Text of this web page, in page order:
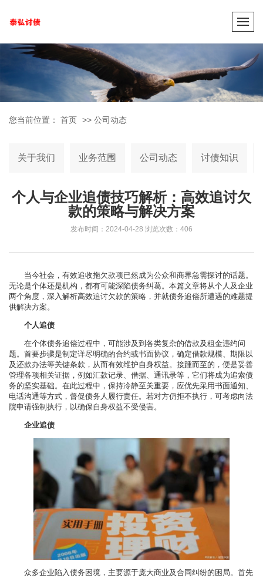
您当前位置： 首页 >> 公司动态
关于我们 业务范围 公司动态 讨债知识
个人与企业追债技巧解析：高效追讨欠
款的策略与解决方案
发布时间：2024-04-28 浏览次数：406
当今社会，有效追收拖欠款项已然成为公众和商界急需探讨的话题。
无论是个体还是机构，都有可能深陷债务纠葛。本篇文章将从个人及企业
两个角度，深入解析高效追讨欠款的策略，并就债务追偿所遭遇的难题提
供解决方案。
个人追债
在个体债务追偿过程中，可能涉及到各类复杂的借款及租金违约问
题。首要步骤是制定详尽明确的合约或书面协议，确定借款规模、期限以
及还款办法等关键条款，从而有效维护自身权益。接踵而至的，便是妥善
管理各项相关证据，例如汇款记录、借据、通讯录等，它们将成为追索债
务的坚实基础。在此过程中，保持冷静至关重要，应优先采用书面通知、
电话沟通等方式，督促债务人履行责任。若对方仍拒不执行，可考虑向法
院申请强制执行，以确保自身权益不受侵害。
企业追债
众多企业陷入债务困境，主要源于庞大商业及合同纠纷的困局。首先